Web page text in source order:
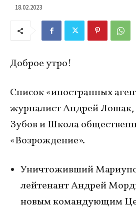
18.02.2023
Доброе утро!
Список «иностранных
журналист Андрей
Зубов и Школа
«Возрождение».
Уничтоживший
лейтенант Андрей
новым командующим